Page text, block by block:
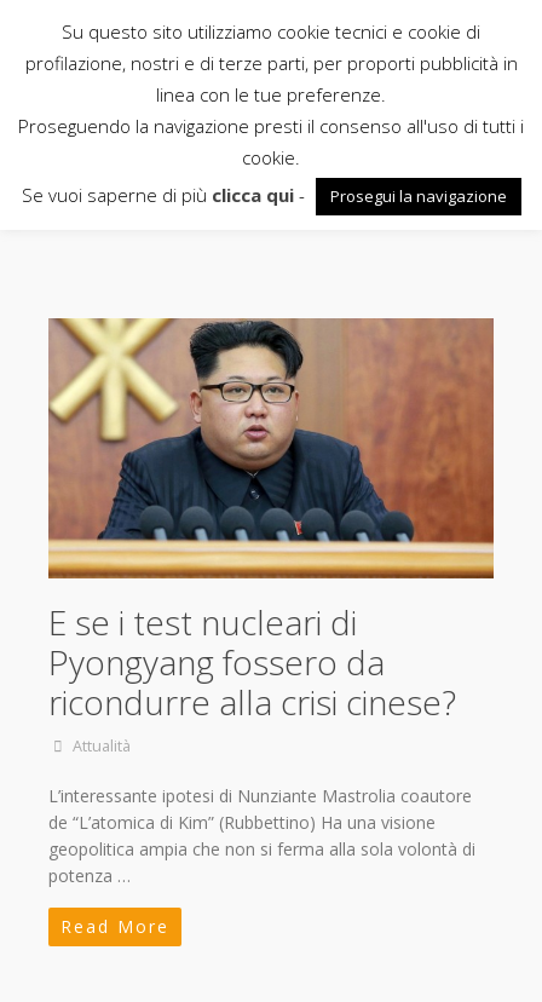
Rubbettino
pyongyang
E se i test nucleari di
Pyongyang fossero da
ricondurre alla crisi cinese?
Attualità
L’interessante ipotesi di Nunziante Mastrolia coautore
de “L’atomica di Kim” (Rubbettino) Ha una visione
geopolitica ampia che non si ferma alla sola volontà di
potenza …
Read More
Su questo sito utilizziamo cookie tecnici e cookie di
profilazione, nostri e di terze parti, per proporti pubblicità in
linea con le tue preferenze.
Proseguendo la navigazione presti il consenso all'uso di tutti i
cookie.
Se vuoi saperne di più clicca qui- Prosegui la navigazione